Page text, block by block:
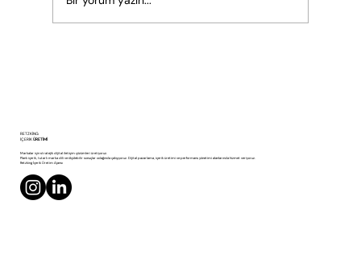
RETZKING
İÇERİKÜRETİMİ
Markalar için stratejik dijital iletişim çözümleri üretiyoruz.
Planlı içerik, tutarlı marka dili ve ölçülebilir sonuçlar odağında çalışıyoruz. Dijital pazarlama, içerik üretimi ve performans yönetimi alanlarında hizmet veriyoruz.
Retzking İçerik Üretim Ajansı